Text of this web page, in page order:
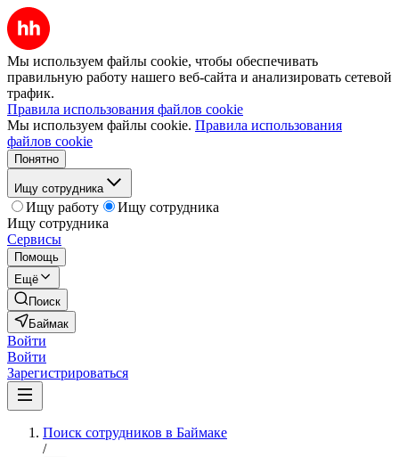
Мы используем файлы cookie, чтобы обеспечивать
правильную работу нашего веб-сайта и анализировать сетевой
трафик.
Правила использования файлов cookie
Мы используем файлы cookie. Правила использования
файлов cookie
Понятно
Ищу сотрудника
Ищу работу
Ищу сотрудника
Ищу сотрудника
Сервисы
Помощь
Ещё
Поиск
Баймак
Войти
Войти
Зарегистрироваться
Поиск сотрудников в Баймаке
/